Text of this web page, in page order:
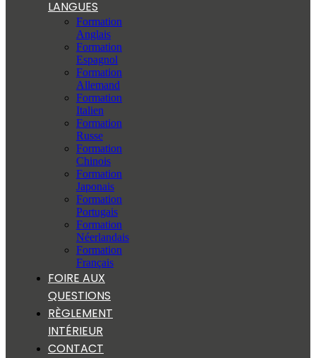
LANGUES
Formation
Anglais
Formation
Espagnol
Formation
Allemand
Formation
Italien
Formation
Russe
Formation
Chinois
Formation
Japonais
Formation
Portugais
Formation
Néerlandais
Formation
Français
FOIRE AUX
QUESTIONS
RÈGLEMENT
INTÉRIEUR
CONTACT